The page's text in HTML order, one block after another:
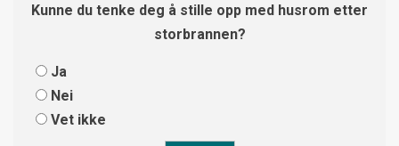
Kunne du tenke deg å stille opp med husrom etter
storbrannen?
Ja
Nei
Vet ikke